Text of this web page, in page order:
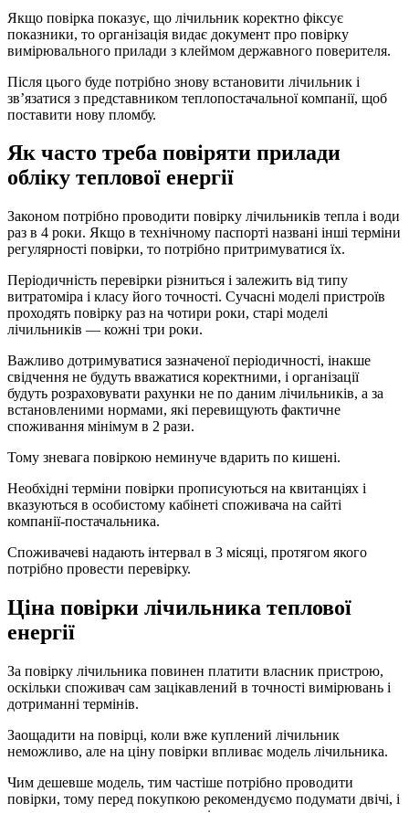
Якщо повірка показує, що лічильник коректно фіксує
показники, то організація видає документ про повірку
вимірювального прилади з клеймом державного поверителя.
Після цього буде потрібно знову встановити лічильник і
зв’язатися з представником теплопостачальної компанії, щоб
поставити нову пломбу.
Як часто треба повіряти прилади
обліку теплової енергії
Законом потрібно проводити повірку лічильників тепла і води
раз в 4 роки. Якщо в технічному паспорті названі інші терміни
регулярності повірки, то потрібно притримуватися їх.
Періодичність перевірки різниться і залежить від типу
витратоміра і класу його точності. Сучасні моделі пристроїв
проходять повірку раз на чотири роки, старі моделі
лічильників — кожні три роки.
Важливо дотримуватися зазначеної періодичності, інакше
свідчення не будуть вважатися коректними, і організації
будуть розраховувати рахунки не по даним лічильників, а за
встановленими нормами, які перевищують фактичне
споживання мінімум в 2 рази.
Тому зневага повіркою неминуче вдарить по кишені.
Необхідні терміни повірки прописуються на квитанціях і
вказуються в особистому кабінеті споживача на сайті
компанії-постачальника.
Споживачеві надають інтервал в 3 місяці, протягом якого
потрібно провести перевірку.
Ціна повірки лічильника теплової
енергії
За повірку лічильника повинен платити власник пристрою,
оскільки споживач сам зацікавлений в точності вимірювань і
дотриманні термінів.
Заощадити на повірці, коли вже куплений лічильник
неможливо, але на ціну повірки впливає модель лічильника.
Чим дешевше модель, тим частіше потрібно проводити
повірки, тому перед покупкою рекомендуємо подумати двічі, і